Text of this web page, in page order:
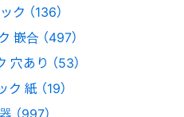
ク （136）
嵌合 （497）
あり （53）
紙 （19）
（997）